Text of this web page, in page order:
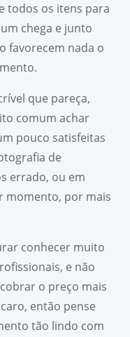
todos os itens para
chega e junto
favorecem nada o
que pareça,
comum achar
pouco satisfeitas
de
errado, ou em
momento, por mais
conhecer muito
e não
o preço mais
então pense
tão lindo com